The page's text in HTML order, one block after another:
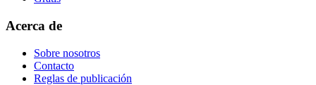
Acerca de
Sobre nosotros
Contacto
Reglas de publicación